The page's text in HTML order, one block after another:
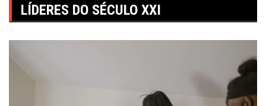
LÍDERES DO SÉCULO XXI